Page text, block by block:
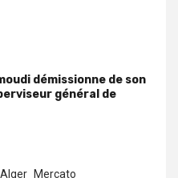
démissionne de son
général de
Mercato